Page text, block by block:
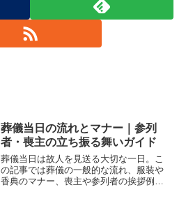
葬儀当日の流れとマナー｜参列
者・喪主の立ち振る舞いガイド
葬儀当日は故人を見送る大切な一日。こ
の記事では葬儀の一般的な流れ、服装や
香典のマナー、喪主や参列者の挨拶例、